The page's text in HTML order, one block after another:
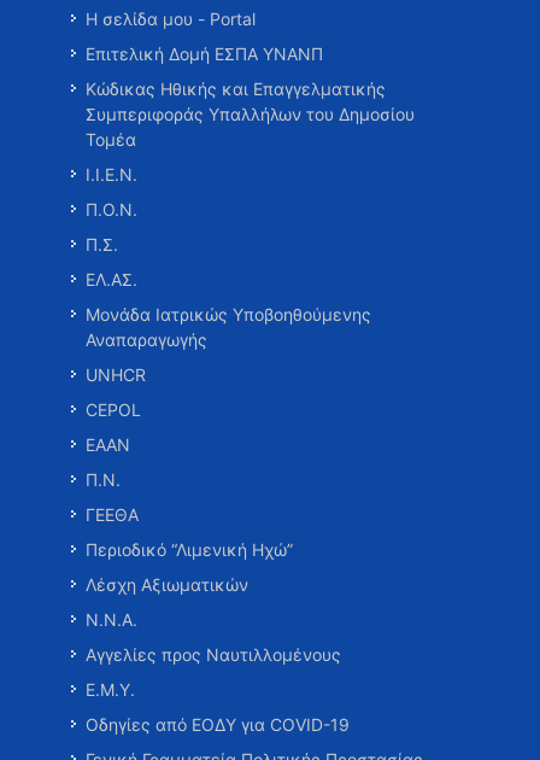
Η σελίδα μου - Portal
Επιτελική Δομή ΕΣΠΑ ΥΝΑΝΠ
Κώδικας Ηθικής και Επαγγελματικής
Συμπεριφοράς Υπαλλήλων του Δημοσίου
Τομέα
Ι.Ι.Ε.Ν.
Π.Ο.Ν.
Π.Σ.
ΕΛ.ΑΣ.
Μονάδα Ιατρικώς Υποβοηθούμενης
Αναπαραγωγής
UNHCR
CEPOL
ΕΑΑΝ
Π.Ν.
ΓΕΕΘΑ
Περιοδικό “Λιμενική Ηχώ”
Λέσχη Αξιωματικών
Ν.Ν.Α.
Αγγελίες προς Ναυτιλλομένους
Ε.Μ.Υ.
Οδηγίες από ΕΟΔΥ για COVID-19